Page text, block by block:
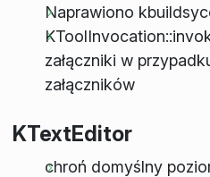
Naprawiono
załączniki w
załączników
KTextEditor
chroń domyślny